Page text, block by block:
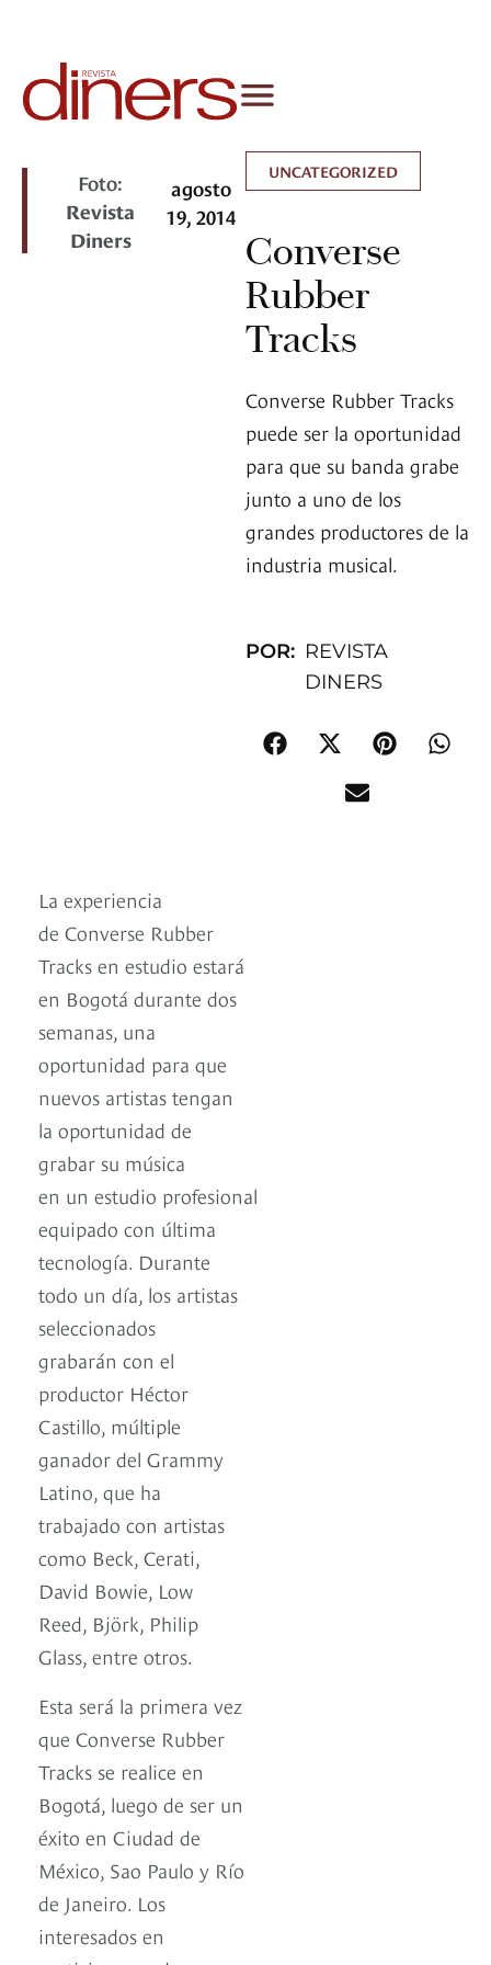
Foto:
Revista
Diners
agosto
19, 2014
UNCATEGORIZED
Converse
Rubber
Tracks
Converse Rubber Tracks
puede ser la oportunidad
para que su banda grabe
junto a uno de los
grandes productores de la
industria musical.
POR: REVISTA
DINERS
La experiencia
de Converse Rubber
Tracks en estudio estará
en Bogotá durante dos
semanas, una
oportunidad para que
nuevos artistas tengan
la oportunidad de
grabar su música
en un estudio profesional
equipado con última
tecnología. Durante
todo un día, los artistas
seleccionados
grabarán con el
productor Héctor
Castillo, múltiple
ganador del Grammy
Latino, que ha
trabajado con artistas
como Beck, Cerati,
David Bowie, Low
Reed, Björk, Philip
Glass, entre otros.
Esta será la primera vez
que Converse Rubber
Tracks se realice en
Bogotá, luego de ser un
éxito en Ciudad de
México, Sao Paulo y Río
de Janeiro. Los
interesados en